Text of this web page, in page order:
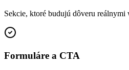
Sekcie, ktoré budujú dôveru reálnymi
Formuláre a CTA